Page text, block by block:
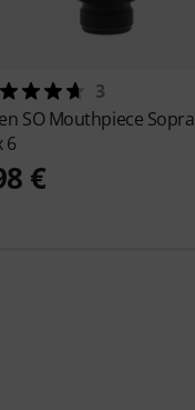
3
SO Mouthpiece
6
€